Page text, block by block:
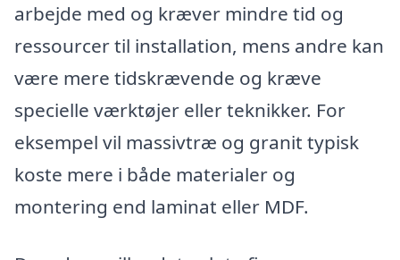
arbejde med og kræver mindre tid og
ressourcer til installation, mens andre kan
være mere tidskrævende og kræve
specielle værktøjer eller teknikker. For
eksempel vil massivtræ og granit typisk
koste mere i både materialer og
montering end laminat eller MDF.